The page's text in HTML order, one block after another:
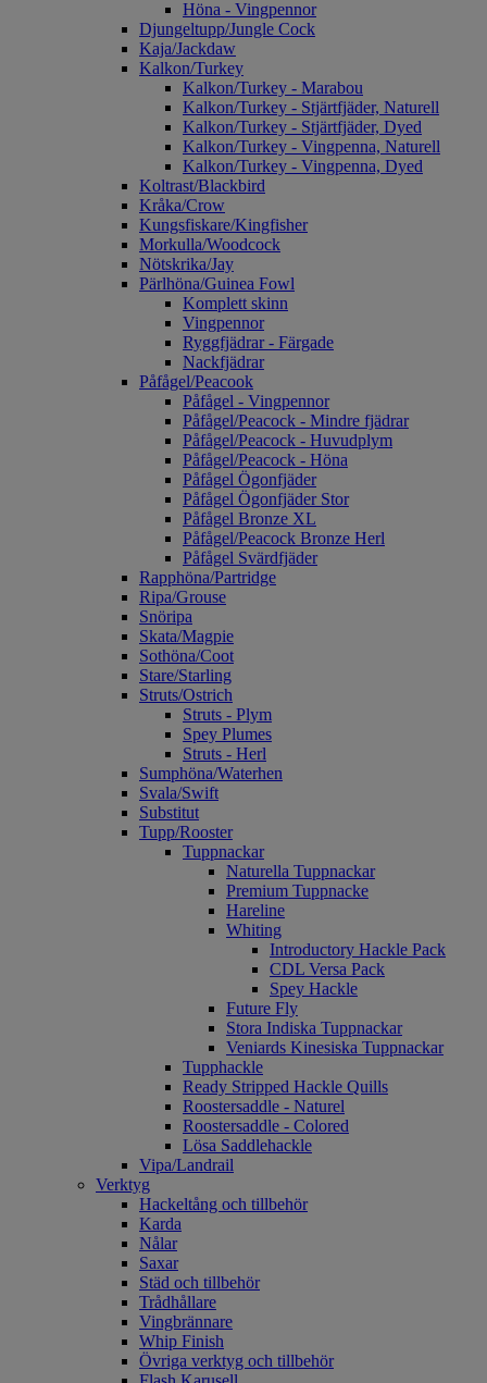
Höna - Vingpennor
Djungeltupp/Jungle Cock
Kaja/Jackdaw
Kalkon/Turkey
Kalkon/Turkey - Marabou
Kalkon/Turkey - Stjärtfjäder, Naturell
Kalkon/Turkey - Stjärtfjäder, Dyed
Kalkon/Turkey - Vingpenna, Naturell
Kalkon/Turkey - Vingpenna, Dyed
Koltrast/Blackbird
Kråka/Crow
Kungsfiskare/Kingfisher
Morkulla/Woodcock
Nötskrika/Jay
Pärlhöna/Guinea Fowl
Komplett skinn
Vingpennor
Ryggfjädrar - Färgade
Nackfjädrar
Påfågel/Peacook
Påfågel - Vingpennor
Påfågel/Peacock - Mindre fjädrar
Påfågel/Peacock - Huvudplym
Påfågel/Peacock - Höna
Påfågel Ögonfjäder
Påfågel Ögonfjäder Stor
Påfågel Bronze XL
Påfågel/Peacock Bronze Herl
Påfågel Svärdfjäder
Rapphöna/Partridge
Ripa/Grouse
Snöripa
Skata/Magpie
Sothöna/Coot
Stare/Starling
Struts/Ostrich
Struts - Plym
Spey Plumes
Struts - Herl
Sumphöna/Waterhen
Svala/Swift
Substitut
Tupp/Rooster
Tuppnackar
Naturella Tuppnackar
Premium Tuppnacke
Hareline
Whiting
Introductory Hackle Pack
CDL Versa Pack
Spey Hackle
Future Fly
Stora Indiska Tuppnackar
Veniards Kinesiska Tuppnackar
Tupphackle
Ready Stripped Hackle Quills
Roostersaddle - Naturel
Roostersaddle - Colored
Lösa Saddlehackle
Vipa/Landrail
Verktyg
Hackeltång och tillbehör
Karda
Nålar
Saxar
Städ och tillbehör
Trådhållare
Vingbrännare
Whip Finish
Övriga verktyg och tillbehör